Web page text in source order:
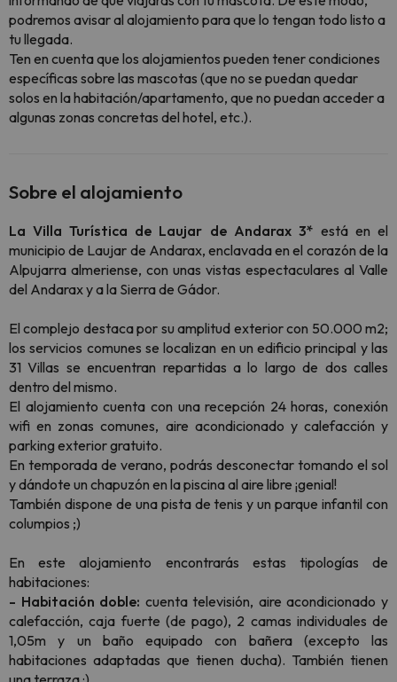
podremos avisar al alojamiento para que lo tengan todo listo a
tu llegada.
Ten en cuenta que los alojamientos pueden tener condiciones
específicas sobre las mascotas (que no se puedan quedar
solos en la habitación/apartamento, que no puedan acceder a
algunas zonas concretas del hotel, etc.).
Sobre el alojamiento
La Villa Turística de Laujar de Andarax 3* está en el
municipio de Laujar de Andarax, enclavada en el corazón de la
Alpujarra almeriense, con unas vistas espectaculares al Valle
del Andarax y a la Sierra de Gádor.
El complejo destaca por su amplitud exterior con 50.000 m2;
los servicios comunes se localizan en un edificio principal y las
31 Villas se encuentran repartidas a lo largo de dos calles
dentro del mismo.
El alojamiento cuenta con una recepción 24 horas, conexión
wifi en zonas comunes, aire acondicionado y calefacción y
parking exterior gratuito.
En temporada de verano, podrás desconectar tomando el sol
y dándote un chapuzón en la piscina al aire libre ¡genial!
También dispone de una pista de tenis y un parque infantil con
columpios ;)
En este alojamiento encontrarás estas tipologías de
habitaciones:
- Habitación doble: cuenta televisión, aire acondicionado y
calefacción, caja fuerte (de pago), 2 camas individuales de
1,05m y un baño equipado con bañera (excepto las
habitaciones adaptadas que tienen ducha). También tienen